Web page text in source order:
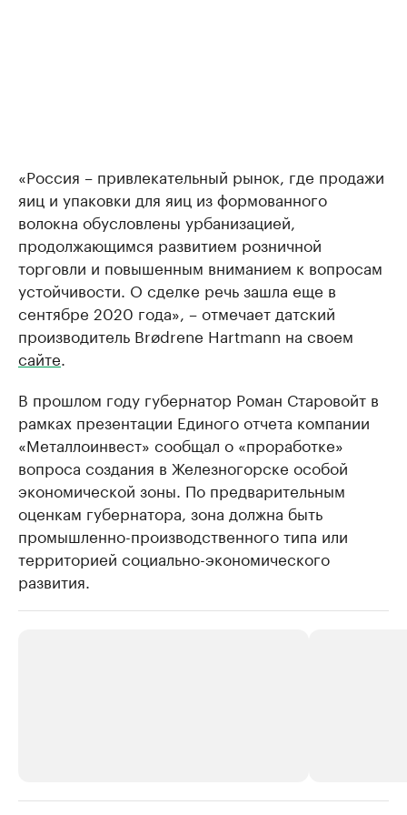
«Россия – привлекательный рынок, где продажи
яиц и упаковки для яиц из формованного
волокна обусловлены урбанизацией,
продолжающимся развитием розничной
торговли и повышенным вниманием к вопросам
устойчивости. О сделке речь зашла еще в
сентябре 2020 года», – отмечает датский
производитель Brødrene Hartmann на своем
сайте.
В прошлом году губернатор Роман Старовойт в
рамках презентации Единого отчета компании
«Металлоинвест» сообщал о «проработке»
вопроса создания в Железногорске особой
экономической зоны. По предварительным
оценкам губернатора, зона должна быть
промышленно-производственного типа или
территорией социально-экономического
развития.